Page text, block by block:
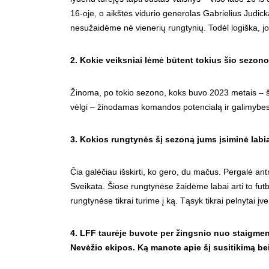
16-oje, o aikštės vidurio generolas Gabrielius
nesužaidėme nė vienerių rungtynių. Todėl logiška,
2. Kokie veiksniai lėmė būtent tokius šio
Žinoma, po tokio sezono, koks buvo 2023 metais
vėlgi – žinodamas komandos potencialą ir
3. Kokios rungtynės šį sezoną jums įsiminė
Čia galėčiau išskirti, ko gero, du mačus. Pergalė
Sveikata. Šiose rungtynėse žaidėme labai arti to
rungtynėse tikrai turime į ką. Tąsyk tikrai pelnytai
4. LFF taurėje buvote per žingsnio nuo
Nevėžio ekipos. Ką manote apie šį susitikimą